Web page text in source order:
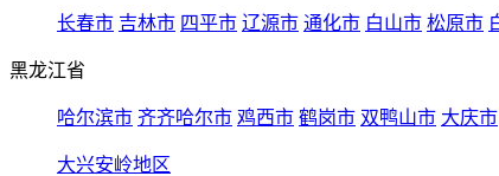
长春市 吉林市 四平市 辽源市 通化市 白山市 松原市
黑龙江省
哈尔滨市 齐齐哈尔市 鸡西市 鹤岗市 双鸭山市 大庆市
大兴安岭地区